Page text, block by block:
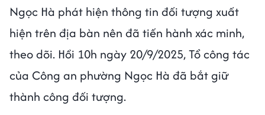
Ngọc Hà phát hiện thông tin đối tượng xuất
hiện trên địa bàn nên đã tiến hành xác minh,
theo dõi. Hồi 10h ngày 20/9/2025, Tổ công tác
của Công an phường Ngọc Hà đã bắt giữ
thành công đối tượng.